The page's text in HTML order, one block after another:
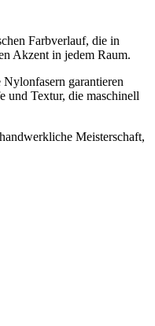
Farbverlauf, die in
Akzent in jedem Raum.
garantieren
und Textur, die maschinell
Meisterschaft,